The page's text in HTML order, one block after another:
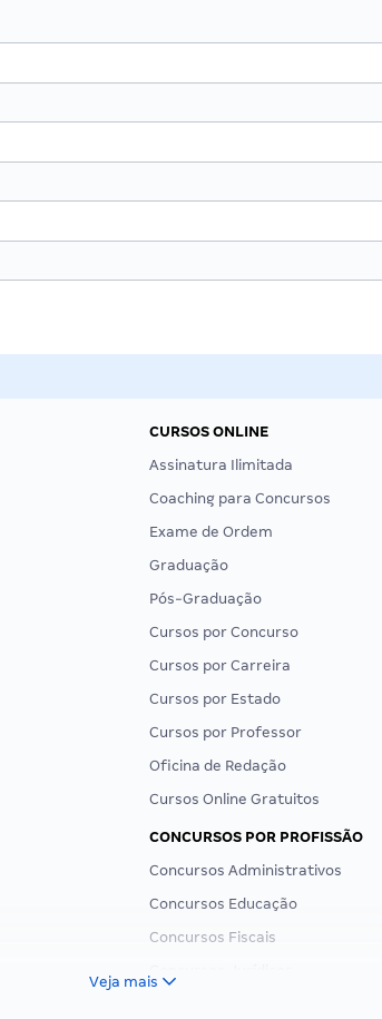
CURSOS ONLINE
Assinatura Ilimitada
Coaching para Concursos
Exame de Ordem
Graduação
Pós-Graduação
Cursos por Concurso
Cursos por Carreira
Cursos por Estado
Cursos por Professor
Oficina de Redação
Cursos Online Gratuitos
CONCURSOS POR PROFISSÃO
Concursos Administrativos
Concursos Educação
Concursos Fiscais
Veja mais